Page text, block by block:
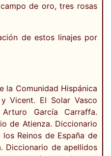
de oro, tres rosas
de estos linajes por
la Comunidad Hispánica
Vicent. El Solar Vasco
García Carraffa.
de Atienza. Diccionario
Reinos de España de
Diccionario de apellidos